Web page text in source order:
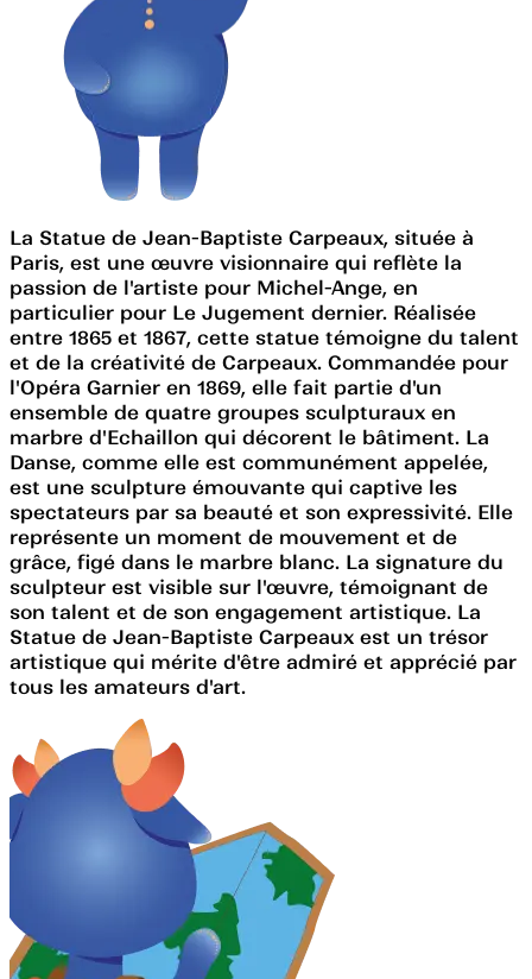
La Statue de Jean-Baptiste Carpeaux, située à
Paris, est une œuvre visionnaire qui reflète la
passion de l'artiste pour Michel-Ange, en
particulier pour Le Jugement dernier. Réalisée
entre 1865 et 1867, cette statue témoigne du talent
et de la créativité de Carpeaux. Commandée pour
l'Opéra Garnier en 1869, elle fait partie d'un
ensemble de quatre groupes sculpturaux en
marbre d'Echaillon qui décorent le bâtiment. La
Danse, comme elle est communément appelée,
est une sculpture émouvante qui captive les
spectateurs par sa beauté et son expressivité. Elle
représente un moment de mouvement et de
grâce, figé dans le marbre blanc. La signature du
sculpteur est visible sur l'œuvre, témoignant de
son talent et de son engagement artistique. La
Statue de Jean-Baptiste Carpeaux est un trésor
artistique qui mérite d'être admiré et apprécié par
tous les amateurs d'art.